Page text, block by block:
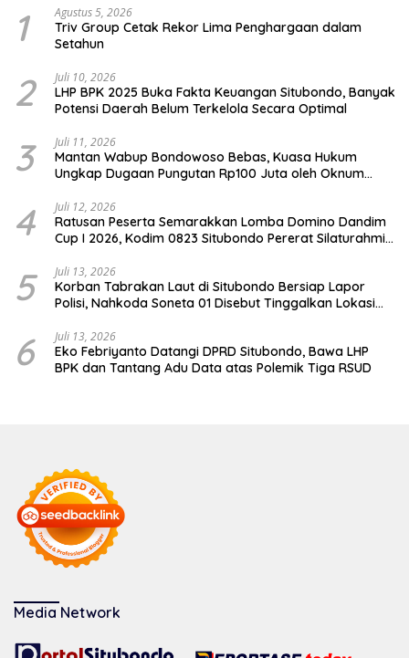
1 Agustus 5, 2026
Triv Group Cetak Rekor Lima Penghargaan dalam
Setahun
2 Juli 10, 2026
LHP BPK 2025 Buka Fakta Keuangan Situbondo, Banyak
Potensi Daerah Belum Terkelola Secara Optimal
3 Juli 11, 2026
Mantan Wabup Bondowoso Bebas, Kuasa Hukum
Ungkap Dugaan Pungutan Rp100 Juta oleh Oknum
4 Juli 12, 2026
Ratusan Peserta Semarakkan Lomba Domino Dandim
Cup I 2026, Kodim 0823 Situbondo Pererat Silaturahmi
5 Juli 13, 2026
Korban Tabrakan Laut di Situbondo Bersiap Lapor
Polisi, Nahkoda Soneta 01 Disebut Tinggalkan Lokasi
6 Juli 13, 2026
Eko Febriyanto Datangi DPRD Situbondo, Bawa LHP
BPK dan Tantang Adu Data atas Polemik Tiga RSUD
Media Network